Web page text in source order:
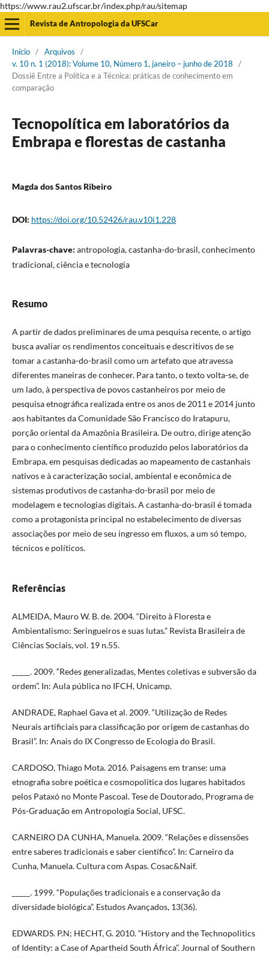
https://www.rau2.ufscar.br/index.php/rau/sitemap
Revista de Antropologia da UFSCar
Início / Arquivos
/
v. 10 n. 1 (2018): Volume 10, Número 1, janeiro – junho de 2018
/
Dossiê Entre a Política e a Técnica: práticas de conhecimento em
comparação
Tecnopolítica em laboratórios da
Embrapa e florestas de castanha
Magda dos Santos Ribeiro
DOI: https://doi.org/10.52426/rau.v10i1.228
Palavras-chave: antropologia, castanha-do-brasil, conhecimento
tradicional, ciência e tecnologia
Resumo
A partir de dados preliminares de uma pesquisa recente, o artigo
busca avaliar os rendimentos conceituais e descritivos de se
tomar a castanha-do-brasil como um artefato que atravessa
diferentes maneiras de conhecer. Para tanto, o texto volta-se, de
um lado, à perspectiva de povos castanheiros por meio de
pesquisa etnográfica realizada entre os anos de 2011 e 2014 junto
aos habitantes da Comunidade São Francisco do Iratapuru,
porção oriental da Amazônia Brasileira. De outro, dirige atenção
para o conhecimento científico produzido pelos laboratórios da
Embrapa, em pesquisas dedicadas ao mapeamento de castanhais
nativos e à caracterização social, ambiental e econômica de
sistemas produtivos de castanha-do-brasil por meio de
modelagem e tecnologias digitais. A castanha-do-brasil é tomada
como a protagonista principal no estabelecimento de diversas
associações por meio de seu ingresso em fluxos, a um só tempo,
técnicos e políticos.
Referências
ALMEIDA, Mauro W. B. de. 2004. “Direito à Floresta e
Ambientalismo: Seringueiros e suas lutas.” Revista Brasileira de
Ciências Sociais, vol. 19 n.55.
_____. 2009. “Redes generalizadas, Mentes coletivas e subversão da
ordem”. In: Aula pública no IFCH, Unicamp.
ANDRADE, Raphael Gava et al. 2009. “Utilização de Redes
Neurais artificiais para classificação por origem de castanhas do
Brasil”. In: Anais do IX Congresso de Ecologia do Brasil.
CARDOSO, Thiago Mota. 2016. Paisagens em transe: uma
etnografia sobre poética e cosmopolítica dos lugares habitados
pelos Pataxó no Monte Pascoal. Tese de Doutorado, Programa de
Pós-Graduação em Antropologia Social, UFSC.
CARNEIRO DA CUNHA, Manuela. 2009. “Relações e dissensões
entre saberes tradicionais e saber científico”. In: Carneiro da
Cunha, Manuela. Cultura com Aspas. Cosac&Naif.
_____. 1999. “Populações tradicionais e a conservação da
diversidade biológica”. Estudos Avançados, 13(36).
EDWARDS. P.N; HECHT, G. 2010. “History and the Technopolitics
of Identity: a Case of Apartheid South África”. Journal of Southern